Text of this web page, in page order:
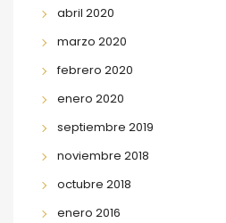
abril 2020
marzo 2020
febrero 2020
enero 2020
septiembre 2019
noviembre 2018
octubre 2018
enero 2016